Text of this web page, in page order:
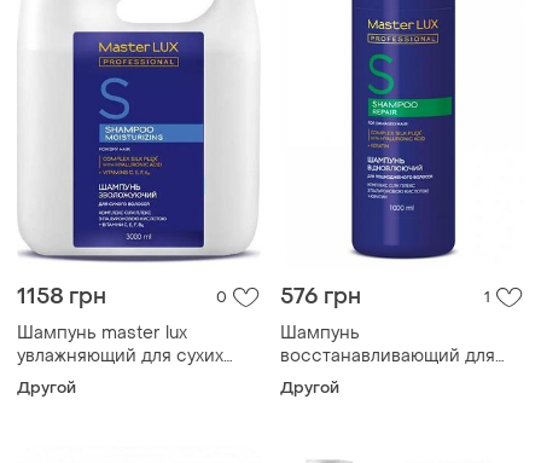
1158 грн 0
Шампунь master lux
увлажняющий для сухих
волос moisturizing 3000 мл
Другой
576 грн 1
Шампунь
восстанавливающий для
поврежденных волос
master lux professional,
Другой